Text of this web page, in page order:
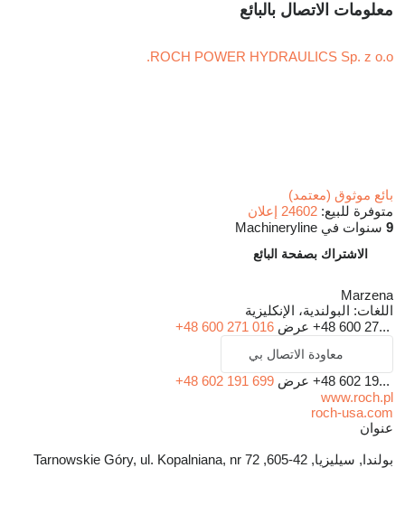
معلومات الاتصال بالبائع
ROCH POWER HYDRAULICS Sp. z o.o.
بائع موثوق (معتمد)
متوفرة للبيع: 24602 إعلان
9 سنوات في Machineryline
الاشتراك بصفحة البائع
Marzena
اللغات: البولندية، الإنكليزية
+48 600 27... عرض +48 600 271 016
معاودة الاتصال بي
+48 602 19... عرض +48 602 191 699
www.roch.pl
roch-usa.com
عنوان
بولندا, سيليزيا, 42-605, Tarnowskie Góry, ul. Kopalniana, nr 72